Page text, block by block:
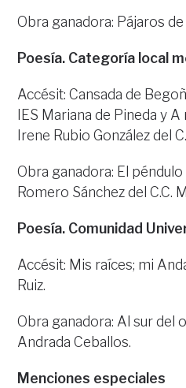
Obra ganadora: Pájaros
Poesía. Categoría local
Accésit: Cansada de
IES Mariana de Pineda y
Irene Rubio González del
Obra ganadora: El
Romero Sánchez del C.C.
Poesía. Comunidad
Accésit: Mis raíces; mi
Ruiz.
Obra ganadora: Al sur del
Andrada Ceballos.
Menciones especiales